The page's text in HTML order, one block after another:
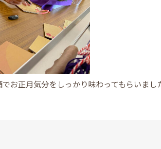
お正月気分をしっかり味わってもらいまし